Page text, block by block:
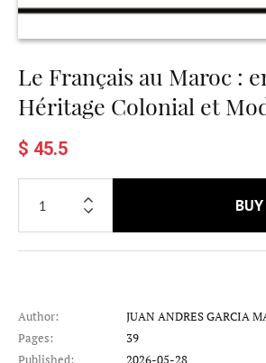
Le Français au Maroc :
Héritage Colonial et
$ 45.5
BUY
Author:
JUAN ANDRES GARCIA
Pages:
39
Published:
2026-05-28